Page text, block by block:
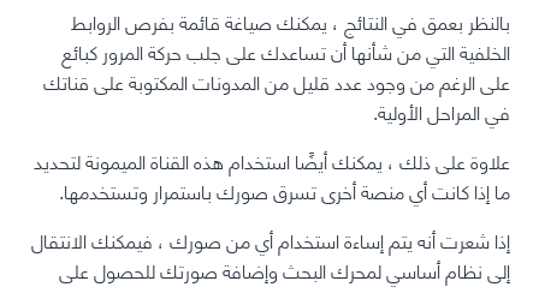
بالنظر بعمق في النتائج ، يمكنك صياغة قائمة بفرص الروابط
الخلفية التي من شأنها أن تساعدك على جلب حركة المرور كبائع
على الرغم من وجود عدد قليل من المدونات المكتوبة على قناتك
في المراحل الأولية.
علاوة على ذلك ، يمكنك أيضًا استخدام هذه القناة الميمونة لتحديد
ما إذا كانت أي منصة أخرى تسرق صورك باستمرار وتستخدمها.
إذا شعرت أنه يتم إساءة استخدام أي من صورك ، فيمكنك الانتقال
إلى نظام أساسي لمحرك البحث وإضافة صورتك للحصول على